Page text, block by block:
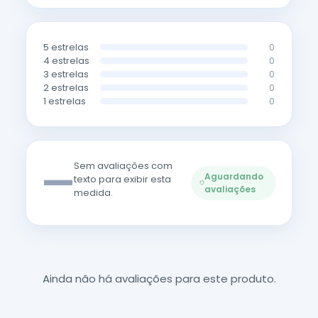
5 estrelas 0
4 estrelas 0
3 estrelas 0
2 estrelas 0
1 estrelas 0
—Sem avaliações com
texto para exibir esta
medida.
Aguardando
avaliações
Ainda não há avaliações para este produto.